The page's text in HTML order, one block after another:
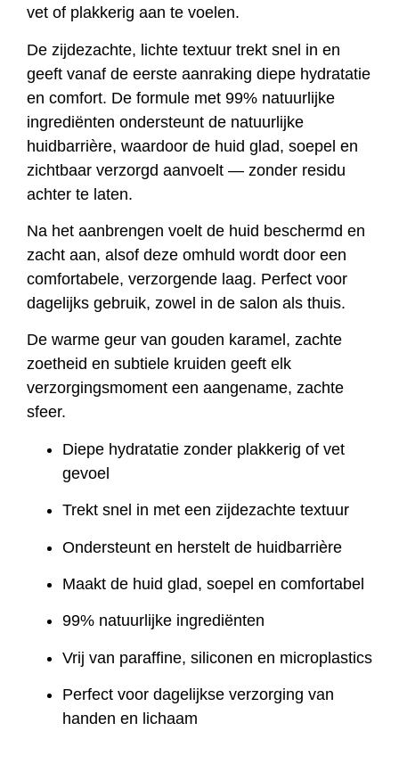
vet of plakkerig aan te voelen.
De zijdezachte, lichte textuur trekt snel in en
geeft vanaf de eerste aanraking diepe hydratatie
en comfort. De formule met 99% natuurlijke
ingrediënten ondersteunt de natuurlijke
huidbarrière, waardoor de huid glad, soepel en
zichtbaar verzorgd aanvoelt — zonder residu
achter te laten.
Na het aanbrengen voelt de huid beschermd en
zacht aan, alsof deze omhuld wordt door een
comfortabele, verzorgende laag. Perfect voor
dagelijks gebruik, zowel in de salon als thuis.
De warme geur van gouden karamel, zachte
zoetheid en subtiele kruiden geeft elk
verzorgingsmoment een aangename, zachte
sfeer.
Diepe hydratatie zonder plakkerig of vet
gevoel
Trekt snel in met een zijdezachte textuur
Ondersteunt en herstelt de huidbarrière
Maakt de huid glad, soepel en comfortabel
99% natuurlijke ingrediënten
Vrij van paraffine, siliconen en microplastics
Perfect voor dagelijkse verzorging van
handen en lichaam